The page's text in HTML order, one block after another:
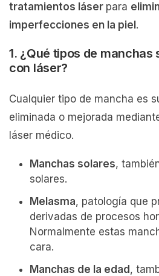
tratamientos láser para
imperfecciones en la piel .
1. ¿Qué tipos de
con láser?
Cualquier tipo de mancha es
eliminada o mejorada
láser médico.
Manchas solares,
solares.
Melasma, patología que
derivadas de procesos
Normalmente estas
cara.
Manchas de la edad ,